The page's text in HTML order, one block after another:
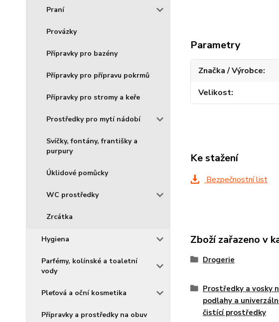
Praní
Provázky
Přípravky pro bazény
Přípravky pro přípravu pokrmů
Přípravky pro stromy a keře
Prostředky pro mytí nádobí
Svíčky, fontány, františky a
purpury
Úklidové pomůcky
WC prostředky
Zrcátka
Hygiena
Parfémy, kolínské a toaletní
vody
Pleťová a oční kosmetika
Přípravky a prostředky na obuv
Parametry
Značka / Výrobce
Velikost
Ke stažení
Bezpečnostní list
Zboží zařazeno v
Drogerie
Prostředky a vosky
podlahy a
čistící prostředky